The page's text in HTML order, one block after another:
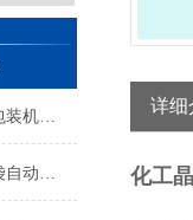
颗粒250克白砂糖背封自动包装机操作简单
颗粒移动式西瓜子100克小袋自动包装机产品简介
详细
化工